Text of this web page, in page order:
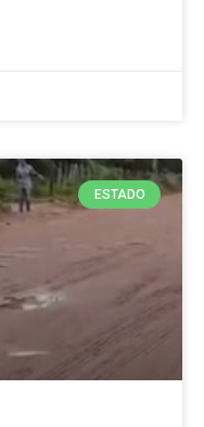
ESTADO